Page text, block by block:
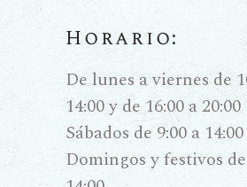
grifo de válvula
medida que servimos el
bolsa se contrae y se
sobre sí misma por
vacío, impidiendo que
una sola burbuja de
Horario:
De lunes a viernes de
14:00 y de 16:00 a 20:00
Sábados de 9:00 a 14:00
Domingos y festivos